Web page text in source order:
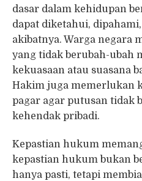
dasar dalam kehidupan
dapat diketahui,
akibatnya. Warga negara
yang tidak berubah-ubah
kekuasaan atau suasana
Hakim juga memerlukan
pagar agar putusan tidak
kehendak pribadi.
Kepastian hukum
kepastian hukum bukan
hanya pasti, tetapi